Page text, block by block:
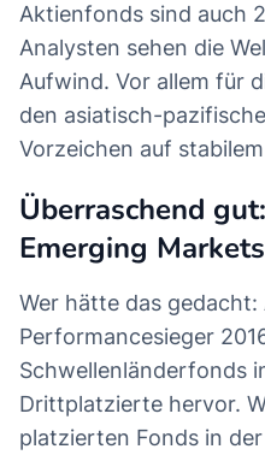
Aktienfonds sind auch
Analysten sehen die
Aufwind. Vor allem für
den asiatisch-
Vorzeichen auf
Überraschend
Emerging Markets
Wer hätte das
Performancesieger
Schwellenländerfonds
Drittplatzierte hervor.
platzierten Fonds in der